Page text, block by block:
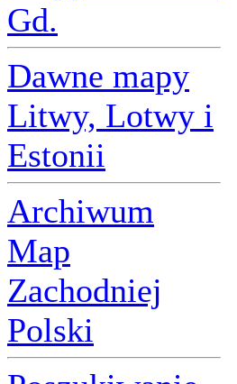
Gd.
Dawne mapy
Litwy, Lotwy i
Estonii
Archiwum
Map
Zachodniej
Polski